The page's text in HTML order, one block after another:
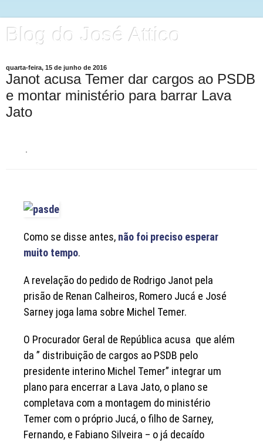
Blog do José Attico
quarta-feira, 15 de junho de 2016
Janot acusa Temer dar cargos ao PSDB
e montar ministério para barrar Lava
Jato
·
Como se disse antes, não foi preciso esperar
muito tempo.
A revelação do pedido de Rodrigo Janot pela
prisão de Renan Calheiros, Romero Jucá e José
Sarney joga lama sobre Michel Temer.
O Procurador Geral de República acusa que além
da ” distribuição de cargos ao PSDB pelo
presidente interino Michel Temer” integrar um
plano para encerrar a Lava Jato, o plano se
completava com a montagem do ministério
Temer com o próprio Jucá, o filho de Sarney,
Fernando, e Fabiano Silveira – o já decaído